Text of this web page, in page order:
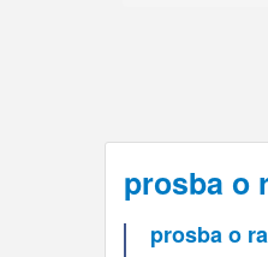
prosba o
prosba o